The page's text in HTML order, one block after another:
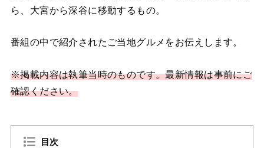
ら、大宮から深谷に移動するもの。
番組の中で紹介されたご当地グルメをお伝えします。
※掲載内容は執筆当時のものです。最新情報は事前にご
確認ください。
目次